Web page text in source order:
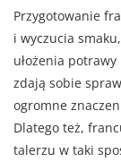
Przygotowanie
i wyczucia
ułożenia
zdają sobie
ogromne
Dlatego też,
talerzu w taki